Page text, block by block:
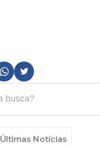
Últimas Notícias